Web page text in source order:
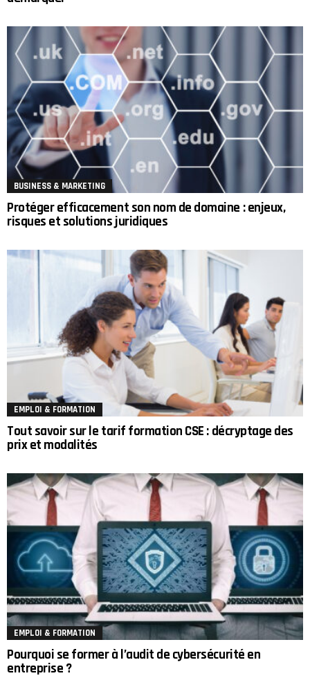
BUSINESS & MARKETING
Protéger efficacement son nom de domaine : enjeux,
risques et solutions juridiques
EMPLOI & FORMATION
Tout savoir sur le tarif formation CSE : décryptage des
prix et modalités
EMPLOI & FORMATION
Pourquoi se former à l’audit de cybersécurité en
entreprise ?